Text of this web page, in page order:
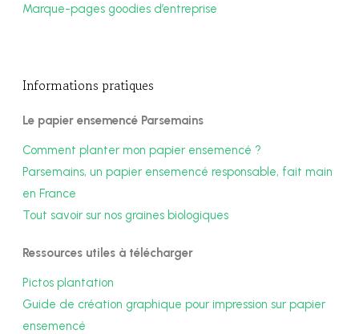
Marque-pages goodies d’entreprise
Informations pratiques
Le papier ensemencé Parsemains
Comment planter mon papier ensemencé ?
Parsemains, un papier ensemencé responsable, fait main
en France
Tout savoir sur nos graines biologiques
Ressources utiles à télécharger
Pictos plantation
Guide de création graphique pour impression sur papier
ensemencé